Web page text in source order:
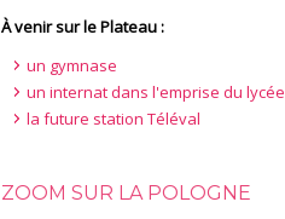
À venir sur le Plateau :
un gymnase
un internat dans l'emprise du lycée
la future station Téléval
ZOOM SUR LA POLOGNE